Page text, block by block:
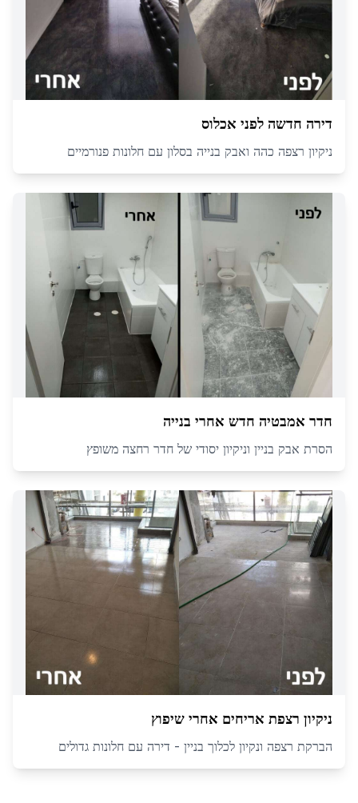
דירה חדשה לפני אכלוס
ניקיון רצפה כהה ואבק בנייה בסלון עם חלונות פנורמיים
חדר אמבטיה חדש אחרי בנייה
הסרת אבק בניין וניקיון יסודי של חדר רחצה משופץ
ניקיון רצפת אריחים אחרי שיפוץ
הברקת רצפה ונקיון לכלוך בניין - דירה עם חלונות גדולים